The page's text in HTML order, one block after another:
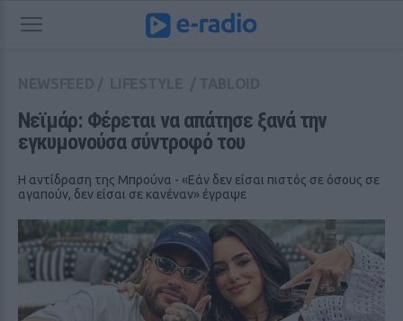
Νεϊμάρ: Φέρεται να απάτησε ξανά την
εγκυμονούσα σύντροφό του
Η αντίδραση της Μπρούνα - «Εάν δεν είσαι πιστός σε όσους σε
αγαπούν, δεν είσαι σε κανέναν» έγραψε